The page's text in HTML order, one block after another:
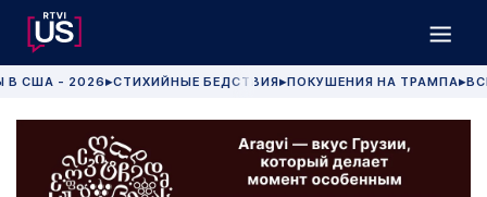
В США - 2026 ▶СТИХИЙНЫЕ БЕДСТВИЯ▶ПОКУШЕНИЯ НА ТРАМПА▶